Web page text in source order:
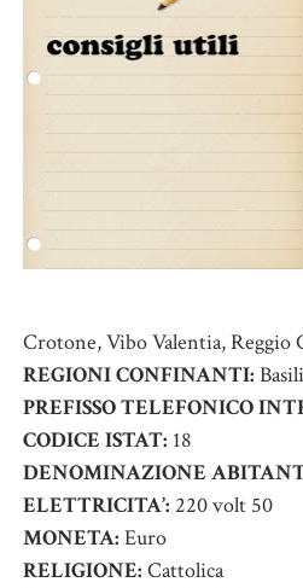
Crotone, Vibo Valentia, Reggio
REGIONI CONFINANTI:
PREFISSO TELEFONICO
CODICE ISTAT: 18
DENOMINAZIONE
ELETTRICITA’: 220 volt 50
MONETA: Euro
RELIGIONE: Cattolica